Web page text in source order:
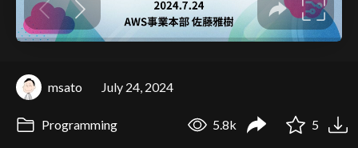
msato July 24, 2024
Programming 5.8k 5